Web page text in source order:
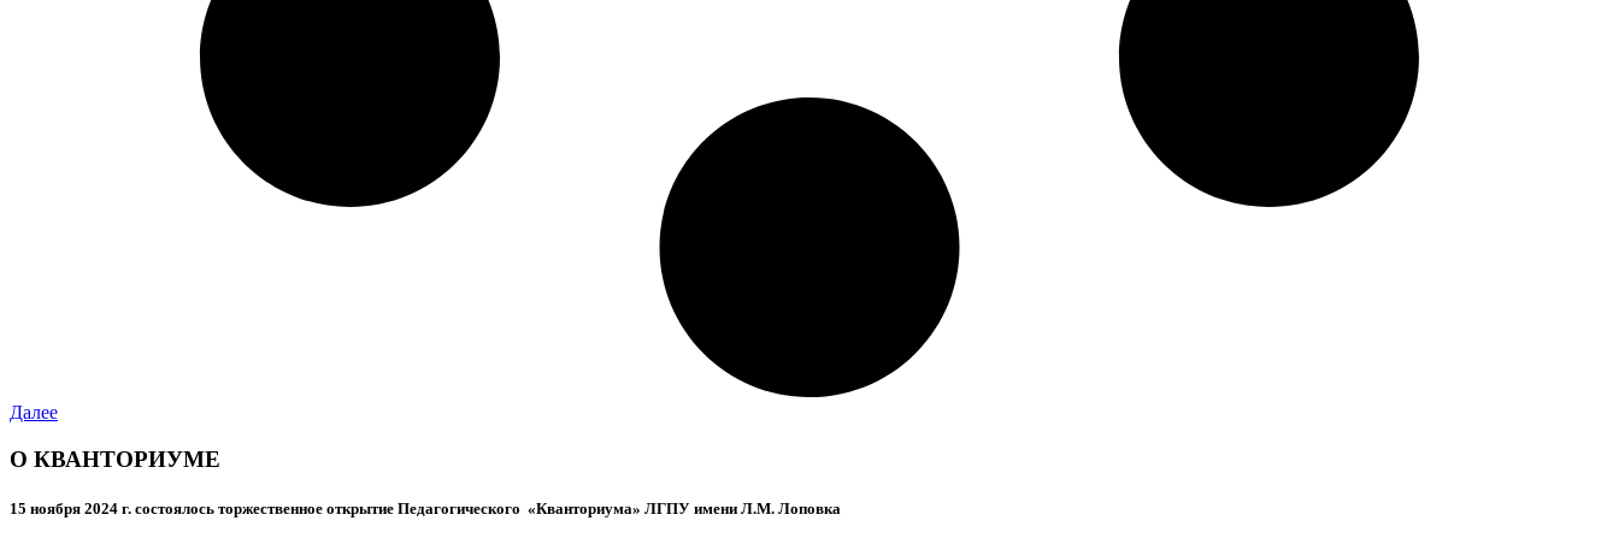
Далее
О КВАНТОРИУМЕ
15 ноября 2024 г. состоялось торжественное открытие Педагогического «Кванториума» ЛГПУ имени Л.М. Лоповка